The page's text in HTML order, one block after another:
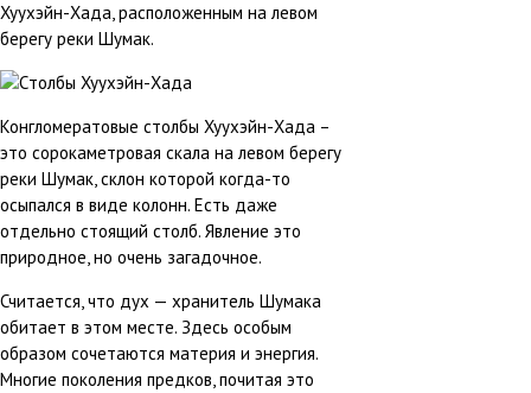
Хуухэйн-Хада, расположенным на левом
берегу реки Шумак.
Конгломератовые столбы Хуухэйн-Хада –
это сорокаметровая скала на левом берегу
реки Шумак, склон которой когда-то
осыпался в виде колонн. Есть даже
отдельно стоящий столб. Явление это
природное, но очень загадочное.
Считается, что дух — хранитель Шумака
обитает в этом месте. Здесь особым
образом сочетаются материя и энергия.
Многие поколения предков, почитая это